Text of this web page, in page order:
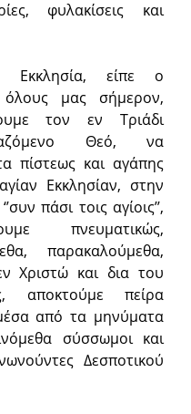
φυλακίσεις και
είπε ο
όλους μας σήμερον,
τον εν Τριάδι
Θεό, να
πίστεως και αγάπης
Εκκλησίαν, στην
πάσι τοις αγίοις’’,
πνευματικώς,
παρακαλούμεθα,
Χριστώ και δια του
αποκτούμε πείρα
από τα μηνύματα
σύσσωμοι και
Δεσποτικού